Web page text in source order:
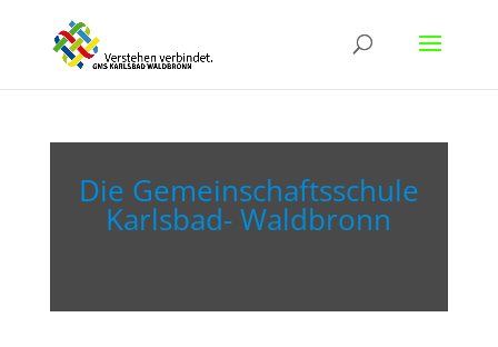
Die Gemeinschaftsschule
Karlsbad- Waldbronn